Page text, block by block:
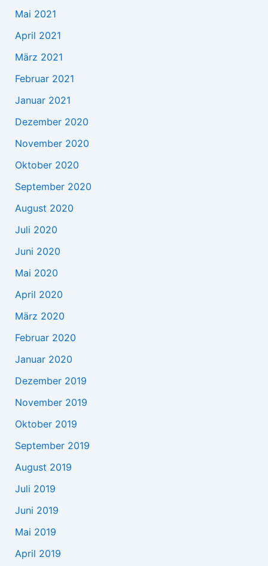
Mai 2021
April 2021
März 2021
Februar 2021
Januar 2021
Dezember 2020
November 2020
Oktober 2020
September 2020
August 2020
Juli 2020
Juni 2020
Mai 2020
April 2020
März 2020
Februar 2020
Januar 2020
Dezember 2019
November 2019
Oktober 2019
September 2019
August 2019
Juli 2019
Juni 2019
Mai 2019
April 2019